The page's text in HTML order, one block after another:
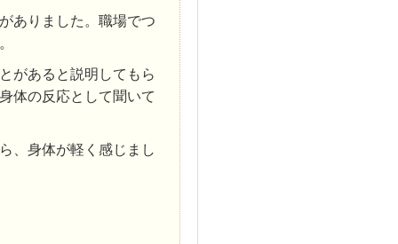
ありました。職場でつ
があると説明してもら
体の反応として聞いて
、身体が軽く感じまし